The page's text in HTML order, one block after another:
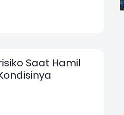
Saat Hamil